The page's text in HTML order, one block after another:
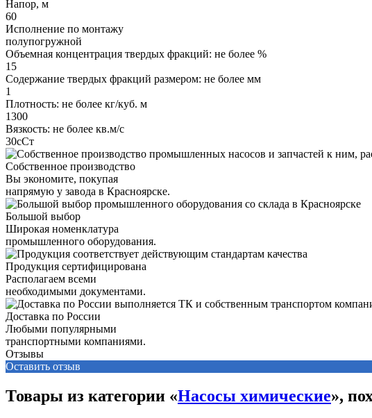
Напор, м
60
Исполнение по монтажу
полупогружной
Объемная концентрация твердых фракций: не более %
15
Содержание твердых фракций размером: не более мм
1
Плотность: не более кг/куб. м
1300
Вязкость: не более кв.м/с
30сСт
Собственное производство
Вы экономите, покупая
напрямую у завода в Красноярске.
Большой выбор
Широкая номенклатура
промышленного оборудования.
Продукция сертифицирована
Располагаем всеми
необходимыми документами.
Доставка по России
Любыми популярными
транспортными компаниями.
Отзывы
Оставить отзыв
Товары из категории «Насосы химические»,